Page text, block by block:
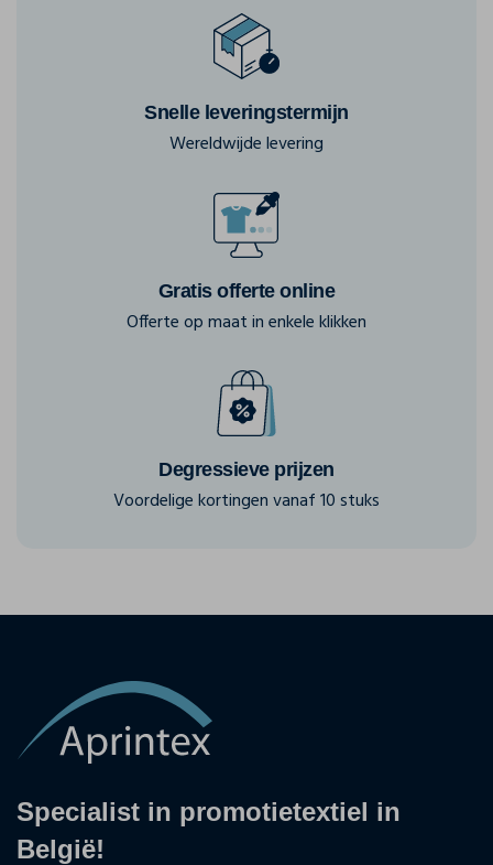
Snelle leveringstermijn
Wereldwijde levering
Gratis offerte online
Offerte op maat in enkele klikken
Degressieve prijzen
Voordelige kortingen vanaf 10 stuks
Specialist in promotietextiel in
België!